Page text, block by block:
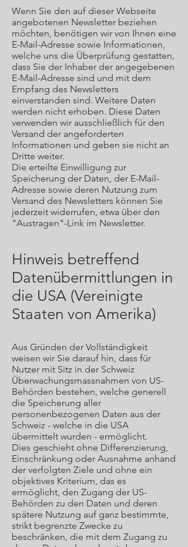
Wenn Sie den auf dieser Webseite
angebotenen Newsletter beziehen
möchten, benötigen wir von Ihnen eine
E-Mail-Adresse sowie Informationen,
welche uns die Überprüfung gestatten,
dass Sie der Inhaber der angegebenen
E-Mail-Adresse sind und mit dem
Empfang des Newsletters
einverstanden sind. Weitere Daten
werden nicht erhoben. Diese Daten
verwenden wir ausschließlich für den
Versand der angeforderten
Informationen und geben sie nicht an
Dritte weiter.
Die erteilte Einwilligung zur
Speicherung der Daten, der E-Mail-
Adresse sowie deren Nutzung zum
Versand des Newsletters können Sie
jederzeit widerrufen, etwa über den
"Austragen"-Link im Newsletter.
Hinweis betreffend
Datenübermittlungen in
die USA (Vereinigte
Staaten von Amerika)
Aus Gründen der Vollständigkeit
weisen wir Sie darauf hin, dass für
Nutzer mit Sitz in der Schweiz
Überwachungsmassnahmen von US-
Behörden bestehen, welche generell
die Speicherung aller
personenbezogenen Daten aus der
Schweiz - welche in die USA
übermittelt wurden - ermöglicht.
Dies geschieht ohne Differenzierung,
Einschränkung oder Ausnahme anhand
der verfolgten Ziele und ohne ein
objektives Kriterium, das es
ermöglicht, den Zugang der US-
Behörden zu den Daten und deren
spätere Nutzung auf ganz bestimmte,
strikt begrenzte Zwecke zu
beschränken, die mit dem Zugang zu